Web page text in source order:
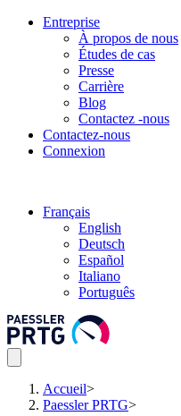
Entreprise
À propos de nous
Études de cas
Presse
Carrière
Blog
Contactez -nous
Contactez-nous
Connexion
Français
English
Deutsch
Español
Italiano
Português
Accueil>
Paessler PRTG>